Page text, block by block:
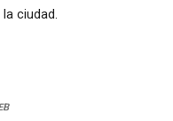
ciudad.